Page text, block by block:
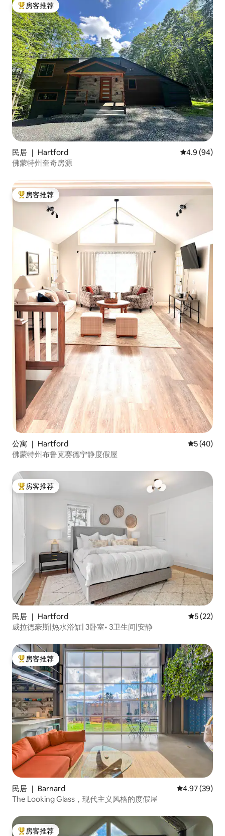
热门「房客推荐」
房客推荐
民居 ｜ Hartford 平均评分 4.9
4.9 (94)
佛蒙特州奎奇房源
热门「房客推荐」
房客推荐
公寓 ｜ Hartford 平均评分
5 (40)
佛蒙特州布鲁克赛德宁静度假屋
热门「房客推荐」
房客推荐
民居 ｜ Hartford 平均评分
5 (22)
威拉德豪斯|热水浴缸| 3卧室• 3卫生间|安静
热门「房客推荐」
房客推荐
民居 ｜ Barnard 平均评分
4.97 (39)
The Looking Glass，现代主义风格的度假屋
房客推荐